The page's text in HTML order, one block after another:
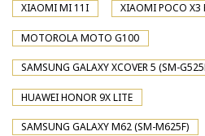
XIAOMI MI 11I XIAOMI POCO X3
MOTOROLA MOTO G100
SAMSUNG GALAXY XCOVER 5 (SM-
HUAWEI HONOR 9X LITE
SAMSUNG GALAXY M62 (SM-M625F)